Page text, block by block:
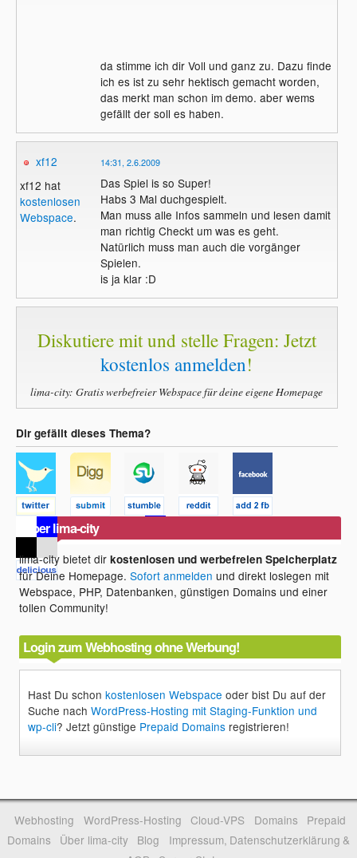
da stimme ich dir Voll und ganz zu. Dazu finde
ich es ist zu sehr hektisch gemacht worden,
das merkt man schon im demo. aber wems
gefällt der soll es haben.
xf12
xf12 hat
kostenlosen
Webspace.
14:31, 2.6.2009
Das Spiel is so Super!
Habs 3 Mal duchgespielt.
Man muss alle Infos sammeln und lesen damit
man richtig Checkt um was es geht.
Natürlich muss man auch die vorgänger
Spielen.
is ja klar :D
Diskutiere mit und stelle Fragen: Jetzt
kostenlos anmelden!
lima-city: Gratis werbefreier Webspace für deine eigene Homepage
Dir gefällt dieses Thema?
Über lima-city
lima-city bietet dirkostenlosen und werbefreien Speicherplatz
für Deine Homepage.Sofort anmelden und direkt loslegen mit
Webspace, PHP, Datenbanken, günstigen Domains und einer
tollen Community!
Login zum Webhosting ohne Werbung!
Hast Du schonkostenlosen Webspace oder bist Du auf der
Suche nachWordPress-Hosting mit Staging-Funktion und
wp-cli? Jetzt günstige Prepaid Domains registrieren!
Webhosting WordPress-Hosting Cloud-VPS Domains
Prepaid
Domains
Über lima-city Blog
Impressum, Datenschutzerklärung &